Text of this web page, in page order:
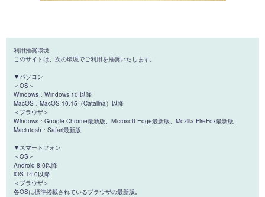
利用推奨環境
このサイトは、次の環境でご利用を推奨いたします。
▼パソコン
＜OS＞
Windows：Windows 10 以降
MacOS：MacOS 10.15（Catalina）以降
＜ブラウザ＞
Windows：Google Chrome最新版、Microsoft Edge最新版、Mozilla FireFox最新版
Macintosh：Safari最新版
▼スマートフォン
＜OS＞
Android 8.0以降
iOS 14.0以降
＜ブラウザ＞
各OSに標準搭載されているブラウザの最新版。